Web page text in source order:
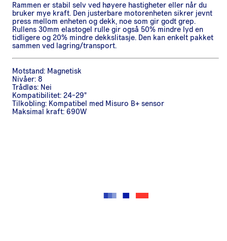
Rammen er stabil selv ved høyere hastigheter eller når du
bruker mye kraft. Den justerbare motorenheten sikrer jevnt
press mellom enheten og dekk, noe som gir godt grep.
Rullens 30mm elastogel rulle gir også 50% mindre lyd en
tidligere og 20% mindre dekkslitasje. Den kan enkelt pakket
sammen ved lagring/transport.
Motstand: Magnetisk
Nivåer: 8
Trådløs: Nei
Kompatibilitet: 24-29"
Tilkobling: Kompatibel med Misuro B+ sensor
Maksimal kraft: 690W